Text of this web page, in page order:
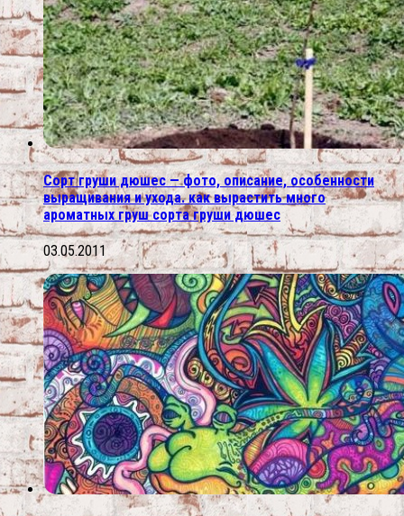
Сорт груши дюшес — фото, описание, особенности
выращивания и ухода. как вырастить много
ароматных груш сорта груши дюшес
03.05.2011